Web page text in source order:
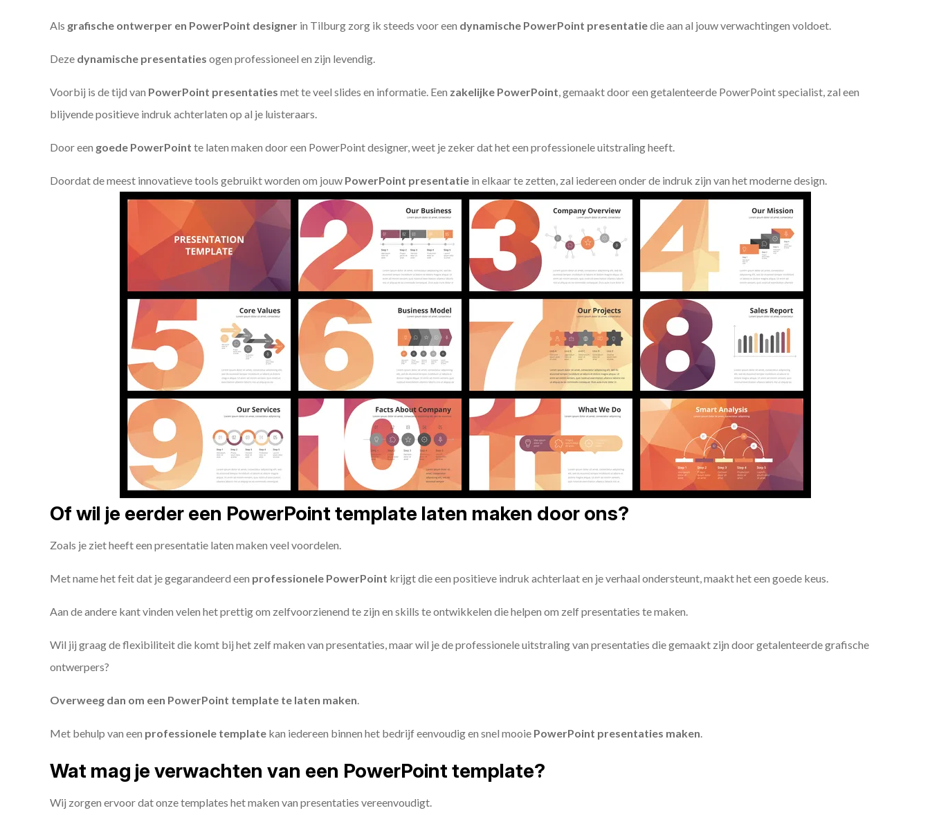
Als grafische ontwerper en PowerPoint designer in Tilburg zorg ik steeds voor een dynamische PowerPoint presentatiedie aan al jouw verwachtingen voldoet.
Deze dynamische presentaties ogen professioneel en zijn levendig.
Voorbij is de tijd van PowerPoint presentaties met te veel slides en informatie. Een zakelijke PowerPoint, gemaakt door een getalenteerde PowerPoint specialist, zal een
blijvende positieve indruk achterlaten op al je luisteraars.
Door een goede PowerPoint te laten maken door een PowerPoint designer, weet je zeker dat het een professionele uitstraling heeft.
Doordat de meest innovatieve tools gebruikt worden om jouw PowerPoint presentatie in elkaar te zetten, zal iedereen onder de indruk zijn van het moderne design.
Of wil je eerder een PowerPoint template laten maken door ons?
Zoals je ziet heeft een presentatie laten maken veel voordelen.
Met name het feit dat je gegarandeerd een professionele PowerPoint krijgt die een positieve indruk achterlaat en je verhaal ondersteunt, maakt het een goede keus.
Aan de andere kant vinden velen het prettig om zelfvoorzienend te zijn en skills te ontwikkelen die helpen om zelf presentaties te maken.
Wil jij graag de flexibiliteit die komt bij het zelf maken van presentaties, maar wil je de professionele uitstraling van presentaties die gemaakt zijn door getalenteerde grafische
ontwerpers?
Overweeg dan om een PowerPoint template te laten maken.
Met behulp van een professionele template kan iedereen binnen het bedrijf eenvoudig en snel mooie PowerPoint presentaties maken.
Wat mag je verwachten van een PowerPoint template?
Wij zorgen ervoor dat onze templates het maken van presentaties vereenvoudigt.